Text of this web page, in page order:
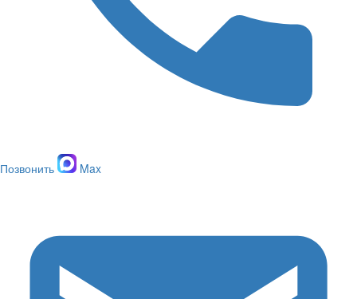
Позвонить Max